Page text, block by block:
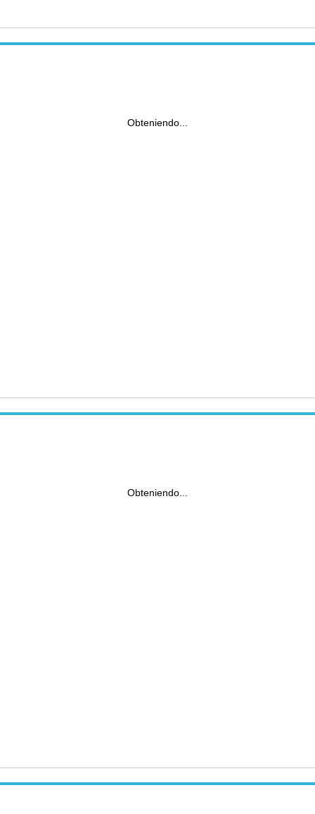
Obteniendo...
Obteniendo...